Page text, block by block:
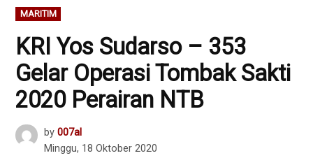
POSTED
IN
MARITIM
KRI Yos Sudarso – 353
Gelar Operasi Tombak Sakti
2020 Perairan NTB
by 007al
Minggu, 18 Oktober 2020